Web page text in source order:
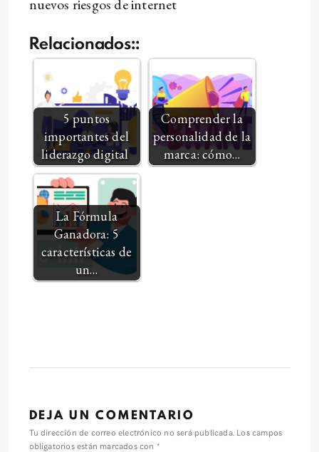
nuevos riesgos de internet
Relacionados::
5 puntos
importantes del
liderazgo digital
Comprender la
personalidad de la
marca: cómo…
La Fórmula
Ganadora: 5
características de
un…
DEJA UN COMENTARIO
Tu dirección de correo electrónico no será publicada. Los campos
obligatorios están marcados con *